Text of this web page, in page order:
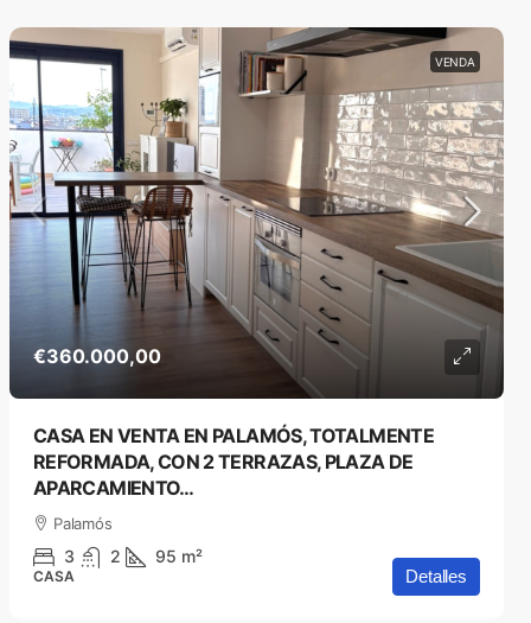
VENDA
€360.000,00
CASA EN VENTA EN PALAMÓS, TOTALMENTE
REFORMADA, CON 2 TERRAZAS, PLAZA DE
APARCAMIENTO…
Palamós
3 2 95 m²
CASA Detalles